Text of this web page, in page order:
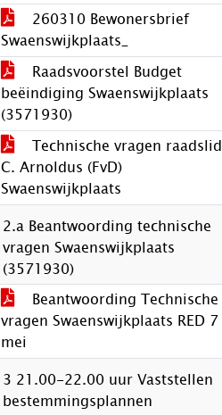
260310 Bewonersbrief
Swaenswijkplaats_
Raadsvoorstel Budget
beëindiging Swaenswijkplaats
(3571930)
Technische vragen raadslid
C. Arnoldus (FvD)
Swaenswijkplaats
2.a Beantwoording technische
vragen Swaenswijkplaats
(3571930)
Beantwoording Technische
vragen Swaenswijkplaats RED 7
mei
3 21.00-22.00 uur Vaststellen
bestemmingsplannen